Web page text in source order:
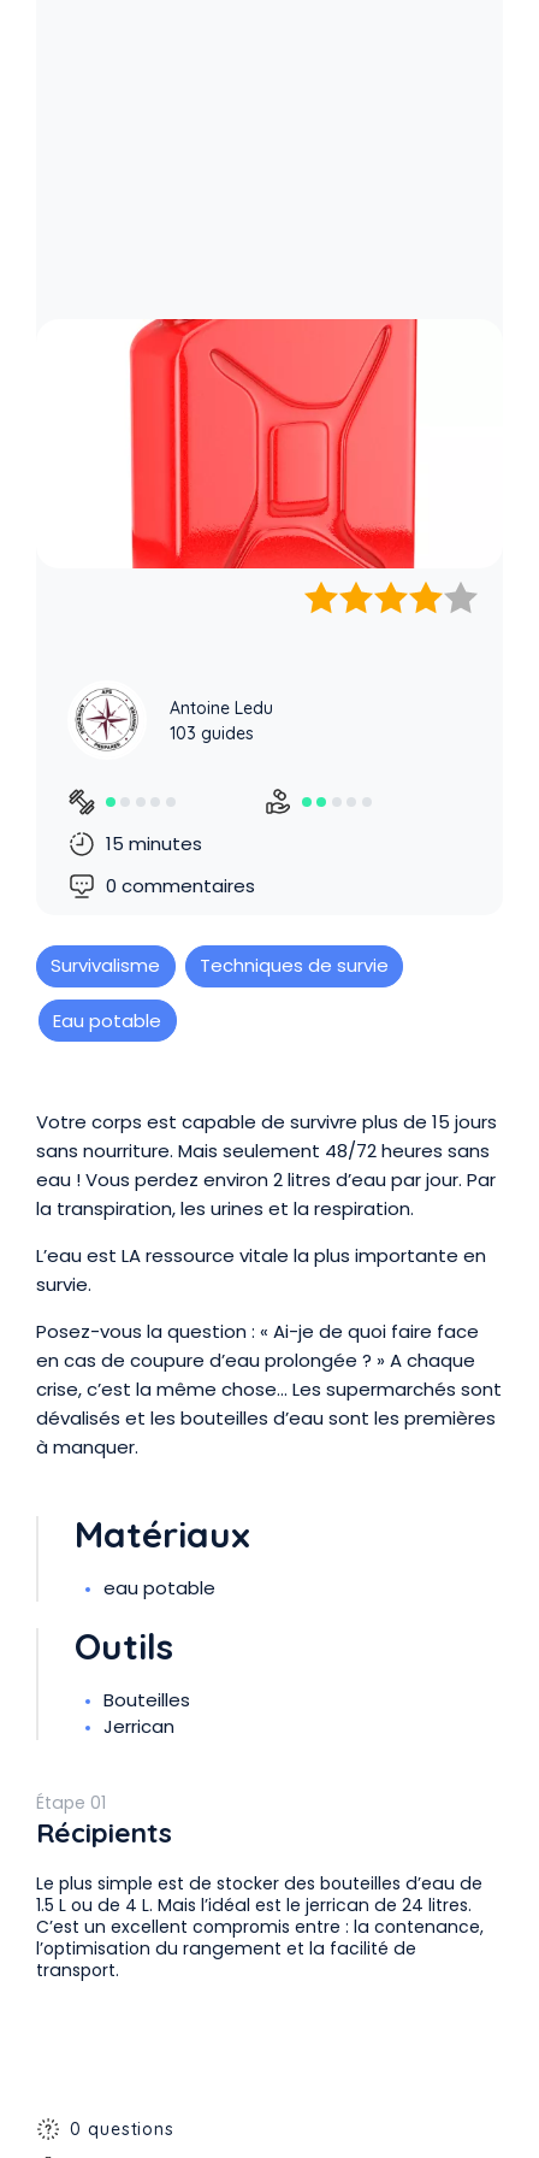
Antoine Ledu
103 guides
15 minutes
0 commentaires
Survivalisme Techniques de survie
Eau potable
Présentation
Votre corps est capable de survivre plus de 15 jours
sans nourriture. Mais seulement 48/72 heures sans
eau ! Vous perdez environ 2 litres d’eau par jour. Par
la transpiration, les urines et la respiration.
L’eau est LA ressource vitale la plus importante en
survie.
Posez-vous la question : « Ai-je de quoi faire face
en cas de coupure d’eau prolongée ? » A chaque
crise, c’est la même chose... Les supermarchés sont
dévalisés et les bouteilles d’eau sont les premières
à manquer.
Matériaux
eau potable
Outils
Bouteilles
Jerrican
Étape 01
Récipients
Le plus simple est de stocker des bouteilles d’eau de
1.5 L ou de 4 L. Mais l’idéal est le jerrican de 24 litres.
C’est un excellent compromis entre : la contenance,
l’optimisation du rangement et la facilité de
transport.
0 questions